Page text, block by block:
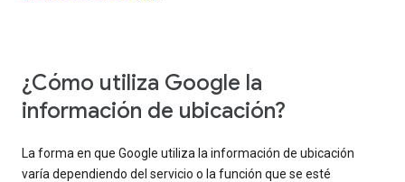
¿Cómo utiliza Google la
información de ubicación?
La forma en que Google utiliza la información de ubicación
varía dependiendo del servicio o la función que se esté